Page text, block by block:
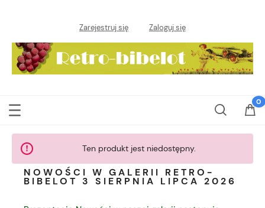
Zarejestruj się Zaloguj się
Ten produkt jest niedostępny.
NOWOŚCI W GALERII RETRO-
BIBELOT 3 SIERPNIA LIPCA 2026